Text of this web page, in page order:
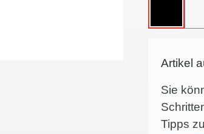
Artikel
Sie
Tipps